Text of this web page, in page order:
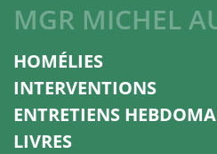
MGR MICHEL
HOMÉLIES
INTERVENTIONS
ENTRETIENS
LIVRES